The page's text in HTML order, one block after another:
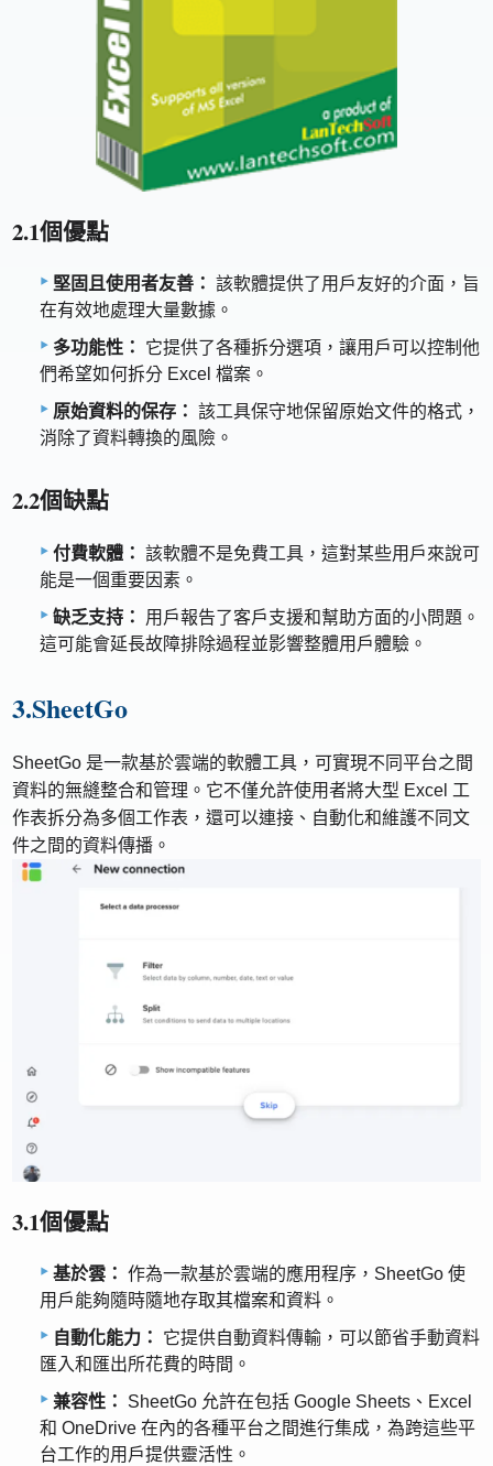
2.1個優點
堅固且使用者友善： 該軟體提供了用戶友好的介面，旨
在有效地處理大量數據。
多功能性：
它提供了各種拆分選項，讓用戶可以控制他
們希望如何拆分 Excel 檔案。
原始資料的保存： 該工具保守地保留原始文件的格式，
消除了資料轉換的風險。
2.2個缺點
付費軟體： 該軟體不是免費工具，這對某些用戶來說可
能是一個重要因素。
缺乏支持：
用戶報告了客戶支援和幫助方面的小問題。
這可能會延長故障排除過程並影響整體用戶體驗。
3.SheetGo
SheetGo 是一款基於雲端的軟體工具，可實現不同平台之間
資料的無縫整合和管理。它不僅允許使用者將大型 Excel 工
作表拆分為多個工作表，還可以連接、自動化和維護不同文
件之間的資料傳播。
3.1個優點
基於雲： 作為一款基於雲端的應用程序，SheetGo 使
用戶能夠隨時隨地存取其檔案和資料。
自動化能力：
它提供自動資料傳輸，可以節省手動資料
匯入和匯出所花費的時間。
兼容性：
SheetGo 允許在包括 Google Sheets、Excel
和 OneDrive 在內的各種平台之間進行集成，為跨這些平
台工作的用戶提供靈活性。